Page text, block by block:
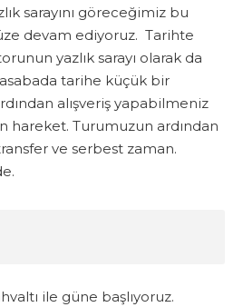
sarayını göreceğimiz bu
devam ediyoruz. Tarihte
yazlık sarayı olarak da
tarihe küçük bir
alışveriş yapabilmeniz
hareket. Turumuzun ardından
ve serbest zaman.
ile güne başlıyoruz.